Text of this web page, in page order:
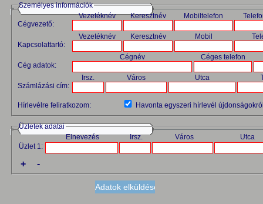
Személyes információk
Cégvezető:
Vezetéknév Keresztnév Mobiltelefon
Kapcsolattartó:
Vezetéknév Keresztnév Mobil
Cég adatok:
Cégnév Céges telefon
Számlázási cím:
Irsz. Város Utca
Hírlevélre feliratkozom: Havonta egyszeri hírlevél
Üzletek adatai
Elnevezés
Irsz. Város
Utca
Üzlet 1:
+ -